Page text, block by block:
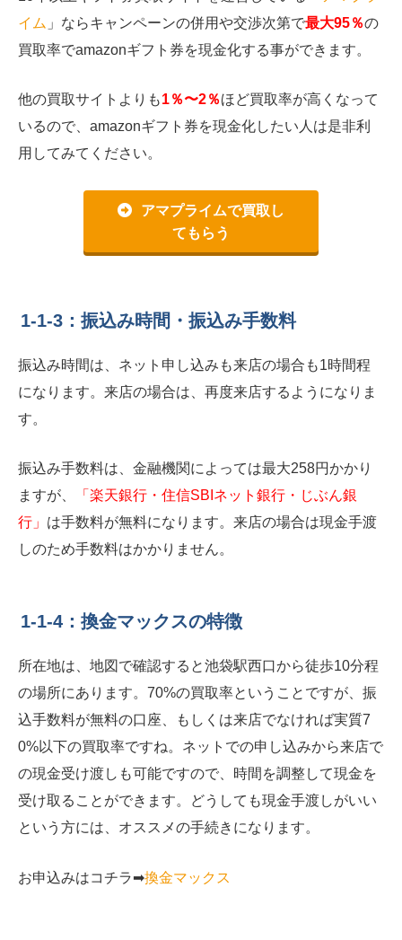
イム 」ならキャンペーンの併用や交渉次第で最大95％の
買取率でamazonギフト券を現金化する事ができます。
他の買取サイトよりも1％〜2％ほど買取率が高くなって
いるので、amazonギフト券を現金化したい人は是非利
用してみてください。
アマプライムで買取し
てもらう
1-1-3：振込み時間・振込み手数料
振込み時間は、ネット申し込みも来店の場合も1時間程
になります。来店の場合は、再度来店するようになりま
す。
振込み手数料は、金融機関によっては最大258円かかり
ますが、
「楽天銀行・住信SBIネット銀行・じぶん銀
行」 は手数料が無料になります。来店の場合は現金手渡
しのため手数料はかかりません。
1-1-4：換金マックスの特徴
所在地は、地図で確認すると池袋駅西口から徒歩10分程
の場所にあります。70%の買取率ということですが、振
込手数料が無料の口座、もしくは来店でなければ実質7
0%以下の買取率ですね。ネットでの申し込みから来店で
の現金受け渡しも可能ですので、時間を調整して現金を
受け取ることができます。どうしても現金手渡しがいい
という方には、オススメの手続きになります。
お申込みはコチラ➡︎換金マックス